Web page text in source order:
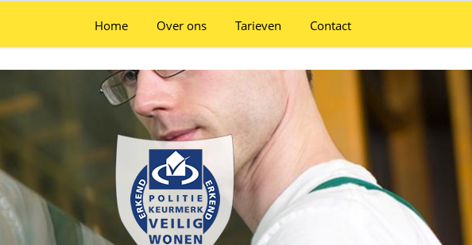
Home Over ons Tarieven Contact